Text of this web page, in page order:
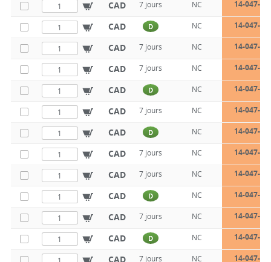
CAD 7 jours NC 14-047-
CAD D NC 14-047-
CAD 7 jours NC 14-047-
CAD 7 jours NC 14-047-
CAD D NC 14-047-
CAD 7 jours NC 14-047-
CAD D NC 14-047-
CAD 7 jours NC 14-047-
CAD 7 jours NC 14-047-
CAD D NC 14-047-
CAD 7 jours NC 14-047-
CAD D NC 14-047-
CAD 7 jours NC 14-047-